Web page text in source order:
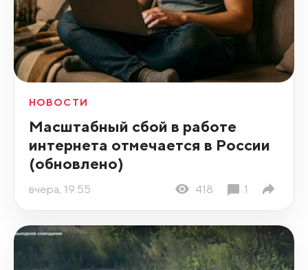
НОВОСТИ
Масштабный сбой в работе
интернета отмечается в России
(обновлено)
вчера, 19:55 418 1